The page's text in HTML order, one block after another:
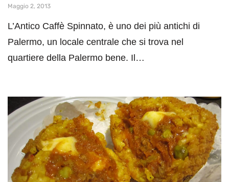
Maggio 2, 2013
L’Antico Caffè Spinnato, è uno dei più antichi di
Palermo, un locale centrale che si trova nel
quartiere della Palermo bene. Il…